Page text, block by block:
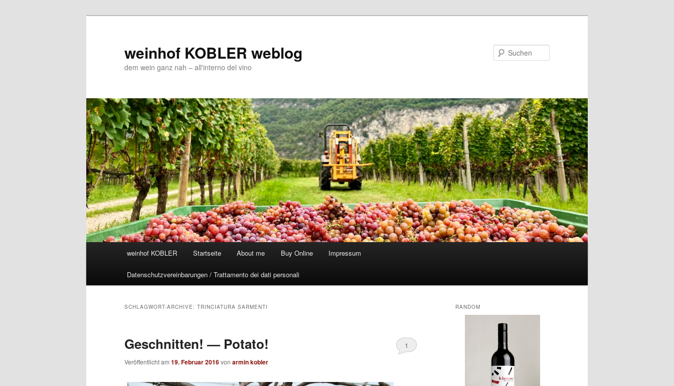
weinhof KOBLER weblog
dem wein ganz nah – all'interno del vino
weinhof KOBLER Startseite About me Buy Online Impressum
Datenschutzvereinbarungen / Trattamento dei dati personali
SCHLAGWORT-ARCHIVE: TRINCIATURA SARMENTI
Geschnitten! — Potato!
Veröffentlicht am 19. Februar 2016von armin kobler
1
RANDOM